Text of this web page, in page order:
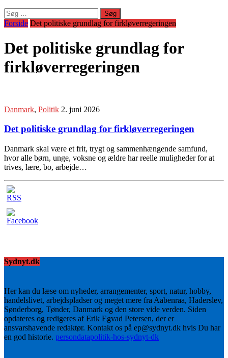
Søg
efter:
Forside Det politiske grundlag for firkløverregeringen
Det politiske grundlag for
firkløverregeringen
Danmark, Politik 2. juni 2026
Det politiske grundlag for firkløverregeringen
Danmark skal være et frit, trygt og sammenhængende samfund,
hvor alle børn, unge, voksne og ældre har reelle muligheder for at
trives, lære, bo, arbejde…
Sydnyt.dk
Her kan du læse om nyheder, arrangementer, sport, natur, hobby,
handelslivet, arbejdspladser og meget mere fra Aabenraa, Haderslev,
Sønderborg, Tønder, Danmark og den store vide verden. Siden
opdateres og redigeres af Erik Egvad Petersen, der er
ansvarshavende redaktør. Kontakt os på ep@sydnyt.dk hvis Du har
en god historie. persondatapolitik-hos-sydnyt-dk